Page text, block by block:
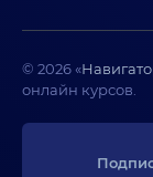
© 2026 «
онлайн курсов.